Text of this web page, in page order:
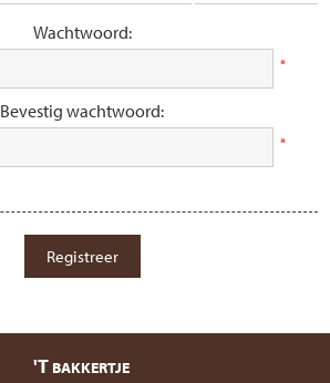
Wachtwoord:
*
Bevestig wachtwoord:
*
'T BAKKERTJE